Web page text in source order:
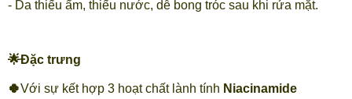
- Da thiếu ẩm, thiếu nước, dễ bong tróc sau khi rửa mặt.
🌟Đặc trưng
🍀Với sự kết hợp 3 hoạt chất lành tính Niacinamide